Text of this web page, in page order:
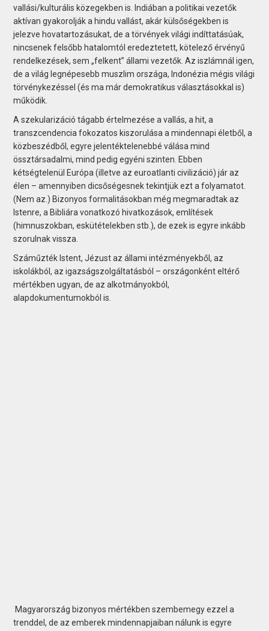
vallási/kulturális közegekben is. Indiában a politikai vezetők
aktívan gyakorolják a hindu vallást, akár külsőségekben is
jelezve hovatartozásukat, de a törvények világi indíttatásúak,
nincsenek felsőbb hatalomtól eredeztetett, kötelező érvényű
rendelkezések, sem „felkent” állami vezetők. Az iszlámnál igen,
de a világ legnépesebb muszlim országa, Indonézia mégis világi
törvénykezéssel (és ma már demokratikus választásokkal is)
működik.
A szekularizáció tágabb értelmezése a vallás, a hit, a
transzcendencia fokozatos kiszorulása a mindennapi életből, a
közbeszédből, egyre jelentéktelenebbé válása mind
össztársadalmi, mind pedig egyéni szinten. Ebben
kétségtelenül Európa (illetve az euroatlanti civilizáció) jár az
élen – amennyiben dicsőségesnek tekintjük ezt a folyamatot.
(Nem az.) Bizonyos formalitásokban még megmaradtak az
Istenre, a Bibliára vonatkozó hivatkozások, említések
(himnuszokban, eskütételekben stb.), de ezek is egyre inkább
szorulnak vissza.
Száműzték Istent, Jézust az állami intézményekből, az
iskolákból, az igazságszolgáltatásból – országonként eltérő
mértékben ugyan, de az alkotmányokból,
alapdokumentumokból is.
Magyarország bizonyos mértékben szembemegy ezzel a
trenddel, de az emberek mindennapjai­ban nálunk is egyre